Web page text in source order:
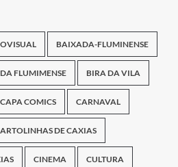
BAIXADA-FLUMINENSE
FLUMIMENSE BIRA DA VILA
CAPA COMICS CARNAVAL
DE CAXIAS
CINEMA CULTURA